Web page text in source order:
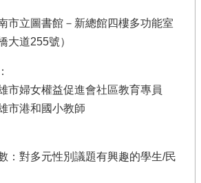
市立圖書館－新總館四樓多功能室
大道255號）
市婦女權益促進會社區教育專員
市港和國小教師
：對多元性別議題有興趣的學生/民